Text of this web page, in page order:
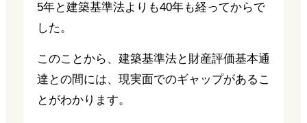
5年と建築基準法よりも40年も経ってからで
した。
このことから、建築基準法と財産評価基本通
達との間には、現実面でのギャップがあるこ
とがわかります。